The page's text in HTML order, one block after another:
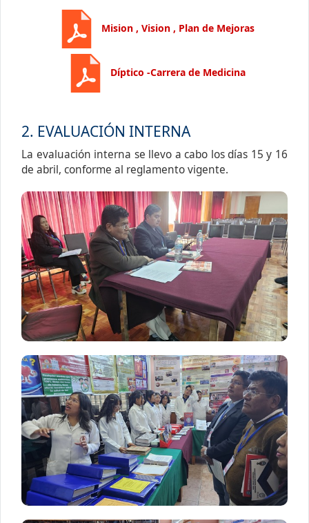
Mision , Vision , Plan de Mejoras
Díptico -Carrera de Medicina
2. EVALUACIÓN INTERNA
La evaluación interna se llevo a cabo los días 15 y 16
de abril, conforme al reglamento vigente.